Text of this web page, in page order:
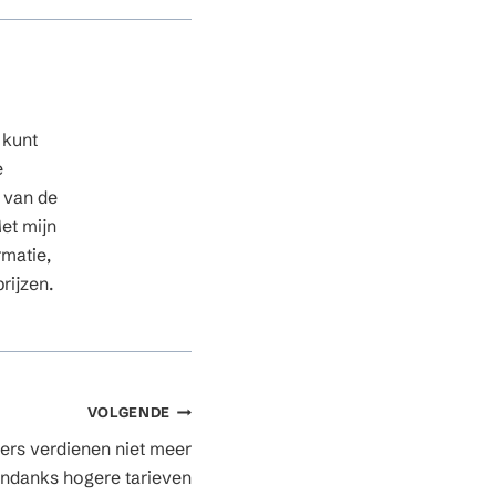
de
mijn
VOLGENDE
verdienen niet meer
hogere tarieven